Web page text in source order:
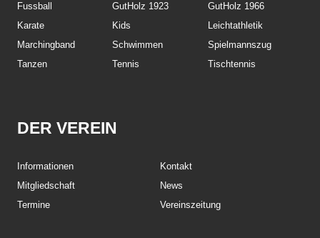
Fussball
GutHolz 1923
GutHolz 1966
Karate
Kids
Leichtathletik
Marchingband
Schwimmen
Spielmannszug
Tanzen
Tennis Tischtennis
DER VEREIN
Informationen
Kontakt
Mitgliedschaft
News
Termine
Vereinszeitung